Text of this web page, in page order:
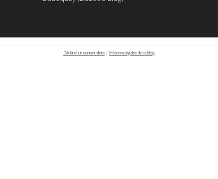
Déclarer un contenu illicite | Mentions légales de ce blog